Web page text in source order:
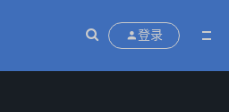
登录